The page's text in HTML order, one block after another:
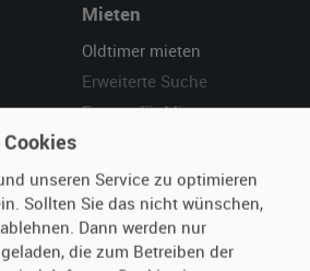
Mieten
Oldtimer mieten
Erweiterte Suche
Fragen für Mieter
Hilfe
Häufige Fragen (FAQ)
So funktioniert's
Cookies
unseren Service zu optimieren
Sollten Sie das nicht wünschen,
Dann werden nur
die zum Betreiben der